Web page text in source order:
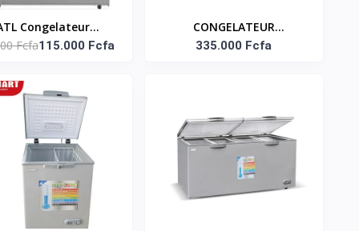
Congelateur
- CFATL-220 -
- Inox - Argent
Fcfa115.000 Fcfa
CONGELATEUR
HORIZONTAL 520 LITRES
335.000 Fcfa